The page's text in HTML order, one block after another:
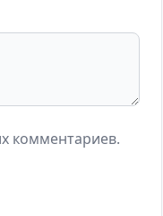
комментариев.